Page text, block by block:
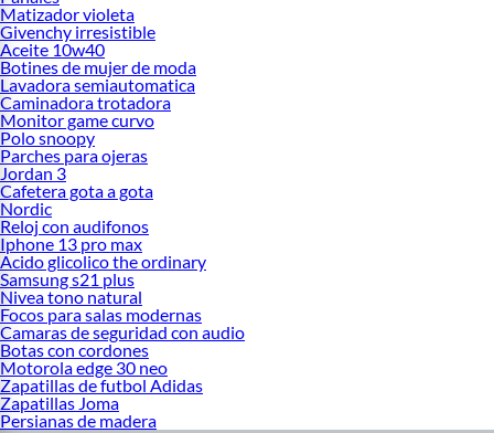
Matizador violeta
Givenchy irresistible
Aceite 10w40
Botines de mujer de moda
Lavadora semiautomatica
Caminadora trotadora
Monitor game curvo
Polo snoopy
Parches para ojeras
Jordan 3
Cafetera gota a gota
Nordic
Reloj con audifonos
Iphone 13 pro max
Acido glicolico the ordinary
Samsung s21 plus
Nivea tono natural
Focos para salas modernas
Camaras de seguridad con audio
Botas con cordones
Motorola edge 30 neo
Zapatillas de futbol Adidas
Zapatillas Joma
Persianas de madera